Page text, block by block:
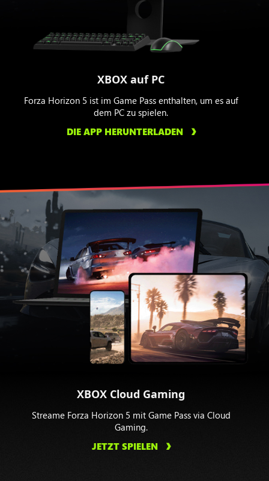
XBOX auf PC
Forza Horizon 5 ist im Game Pass enthalten, um es auf
dem PC zu spielen.
DIE APP HERUNTERLADEN
XBOX Cloud Gaming
Streame Forza Horizon 5 mit Game Pass via Cloud
Gaming.
JETZT SPIELEN